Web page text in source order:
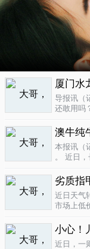
厦门水
导报讯（
还敢用吗
批次不合
牌据介绍
澳牛纯
本报讯（
。 近日
纯牛奶并
乐工商局
劣质指
近日天气
市场上低
渡桥夜市
口指甲油
小心！
近日，一